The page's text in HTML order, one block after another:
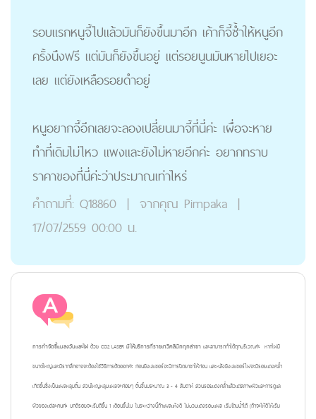
รอบแรกหนูจี้ไปแล้วมันก็ยังขึ้นมาอีก เค้าก็จี้ซ้ำให้หนูอีก
ครั้งนึงฟรี แต่มันก็ยังขึ้นอยู่ แต่รอยนูนมันหายไปเยอะ
เลย แต่ยังเหลือรอยดำอยู่
หนูอยากจี้อีกเลยจะลองเปลี่ยนมาจี้ที่นี่ค่ะ เผื่อจะหาย
ทำที่เดิมไม่ไหว แพงและยังไม่หายอีกค่ะ อยากทราบ
ราคาของที่นี่ค่ะว่าประมาณเท่าไหร่
คำถามที่: Q18860 | จากคุณ Pimpaka |
17/07/2559 00:00 น.
การกำจัดขี้แมลงวันและไฝ ด้วย CO2 LASER มีให้บริการที่ราชเทวีคลินิกทุกสาขา และสามารถทำได้ทุกบริเวณค่ะ หากไฝมี
ขนาดใหญ่และมีรากลึกอาจจะต้องใช้วิธีการตัดออกค่ะ ก่อนยิงเลเซอร์จะมีการปิดยาชาให้ก่อน และหลังยิงเลเซอร์ไฝจะมีรอยแดงคล้ำ
เกิดขึ้นซึ่งเป็นแผลหลุมตื้น ส่วนใหญ่หลุมแผลจะค่อยๆ ตื้นขึ้นประมาณ 3 - 4 สัปดาห์ ส่วนรอยแดงคล้ำแล้วแต่สภาพผิวและการดูแล
ผิวของแต่ละคนค่ะ ปกติรอยจะเริ่มดีขึ้น 1 เดือนขึ้นไป ในระหว่างนี้ถ้าแผลแห้งดี ไม่บวมแดงรอบแผล เริ่มโดนน้ำได้ (ถ้าจะให้ดีให้เริ่ม